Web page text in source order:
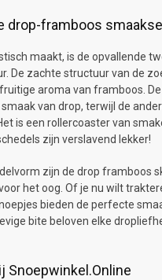
drop-framboos
maakt, is de opvallende
De zachte structuur van de
aroma van framboos. De
van drop, terwijl de
is een rollercoaster van
zijn verslavend lekker!
zijn de drop framboos
het oog. Of je nu wilt
bieden de perfecte
bite beloven elke
Snoepwinkel.Online